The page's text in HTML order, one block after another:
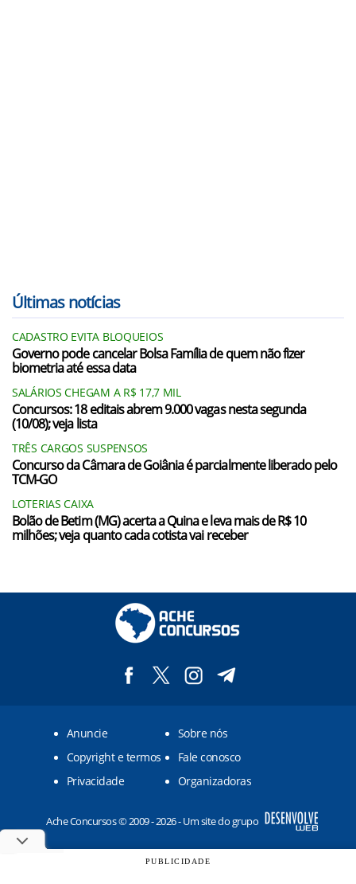
Últimas notícias
CADASTRO EVITA BLOQUEIOS
Governo pode cancelar Bolsa Família de quem não fizer
biometria até essa data
SALÁRIOS CHEGAM A R$ 17,7 MIL
Concursos: 18 editais abrem 9.000 vagas nesta segunda
(10/08); veja lista
TRÊS CARGOS SUSPENSOS
Concurso da Câmara de Goiânia é parcialmente liberado pelo
TCM-GO
LOTERIAS CAIXA
Bolão de Betim (MG) acerta a Quina e leva mais de R$ 10
milhões; veja quanto cada cotista vai receber
Anuncie
Sobre nós
Copyright e termos
Fale conosco
Privacidade
Organizadoras
Ache Concursos © 2009 - 2026 - Um site do grupo
PUBLICIDADE